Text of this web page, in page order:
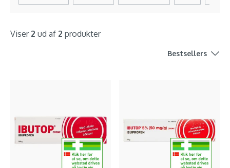
Viser 2 ud af 2 produkter
Bestsellers